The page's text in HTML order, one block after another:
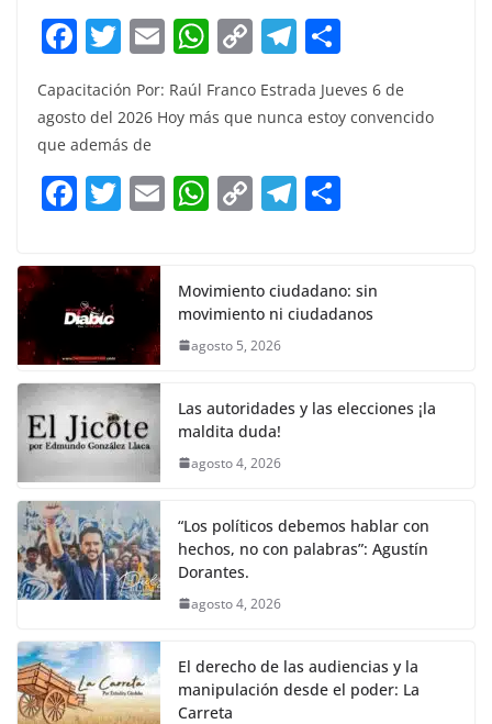
F
a
c
e
b
o
k
T
itt
er
E
m
ai
W
at
A
p
C
p
Li
n
T
el
e
a
m
ar
e
Capacitación Por: Raúl Franco Estrada Jueves 6 de
agosto del 2026 Hoy más que nunca estoy convencido
que además de
F
c
e
b
o
o
k
T
itt
er
E W
s
A
p
C
y
Li
k
T
gr
a
e
Movimiento ciudadano: sin
movimiento ni ciudadanos
agosto 5, 2026
Las autoridades y las elecciones ¡la
maldita duda!
agosto 4, 2026
“Los políticos debemos hablar con
hechos, no con palabras”: Agustín
Dorantes.
agosto 4, 2026
El derecho de las audiencias y la
manipulación desde el poder: La
Carreta